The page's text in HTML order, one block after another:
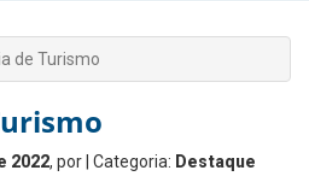
de Turismo
2022, por | Categoria: Destaque